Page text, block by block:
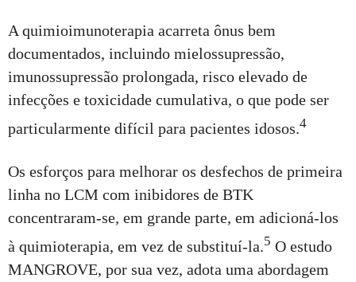
A quimioimunoterapia acarreta ônus bem
documentados, incluindo mielossupressão,
imunossupressão prolongada, risco elevado de
infecções e toxicidade cumulativa, o que pode ser
particularmente difícil para pacientes idosos. 4
Os esforços para melhorar os desfechos de primeira
linha no LCM com inibidores de BTK
concentraram-se, em grande parte, em adicioná-los
à quimioterapia, em vez de substituí-la.5 O estudo
MANGROVE, por sua vez, adota uma abordagem